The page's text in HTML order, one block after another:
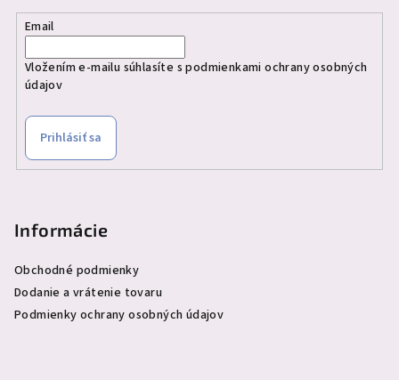
Email
Vložením e-mailu súhlasíte spodmienkami ochrany osobných
údajov
Prihlásiť sa
Informácie
Obchodné podmienky
Dodanie a vrátenie tovaru
Podmienky ochrany osobných údajov